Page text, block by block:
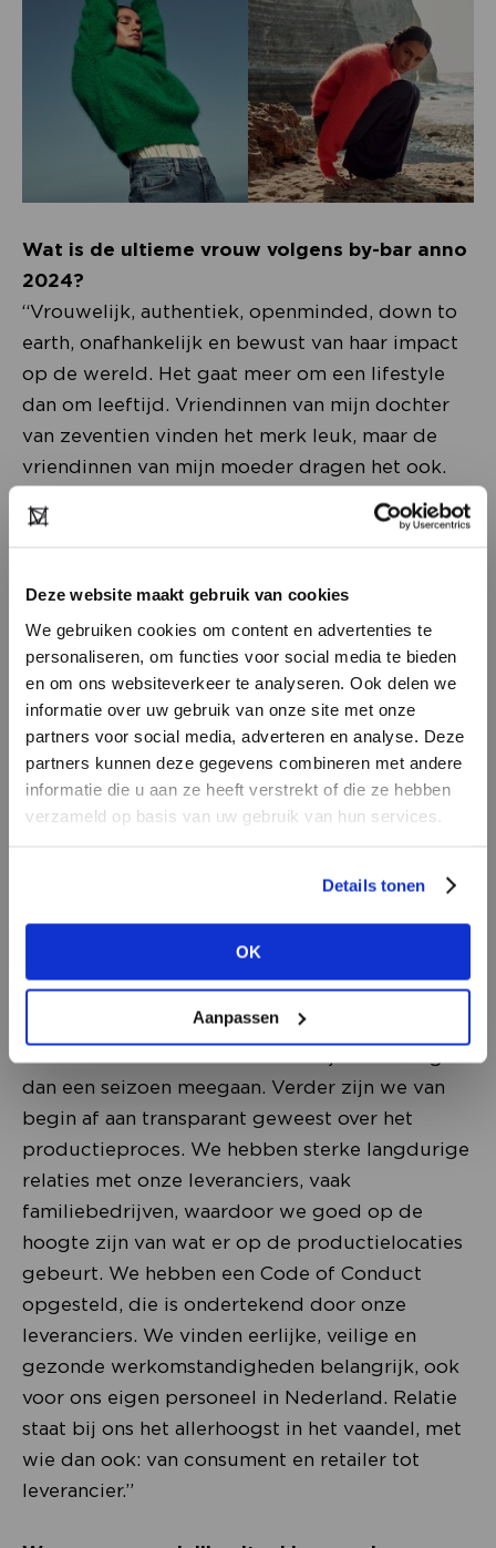
Deze website maakt gebruik van cookies
We gebruiken cookies om content en advertenties te
personaliseren, om functies voor social media te bieden
en om ons websiteverkeer te analyseren. Ook delen we
informatie over uw gebruik van onze site met onze
partners voor social media, adverteren en analyse. Deze
partners kunnen deze gegevens combineren met andere
informatie die u aan ze heeft verstrekt of die ze hebben
verzameld op basis van uw gebruik van hun services.
Details tonen
OK
Aanpassen
HEB JE NOG GEEN
ACCOUNT?
aan of bekijk de andere mogelijkheden.
BEKIJK ALLE OPTIES
Wat is de ultieme vrouw volgens by-bar anno
2024?
“Vrouwelijk, authentiek, openminded, down to
earth, onafhankelijk en bewust van haar impact
op de wereld. Het gaat meer om een lifestyle
dan om leeftijd. Vriendinnen van mijn dochter
van zeventien vinden het merk leuk, maar de
vriendinnen van mijn moeder dragen het ook.
Elke vrouw mag op haar eigen manier opvallen
en we willen haar inspireren, plezier brengen en
en er zit liefde in ieder product en in alles wat
we doen. Dat horen we ook vaak terug van
klanten en dat is de kracht van by-bar.”
Wat voor vooruitgang hebben jullie het
afgelopen jaar geboekt op het gebied van
duurzaamheid?
“We zitten in het proces om B Corp
professionaliseringsslag van het afgelopen jaar.
Duurzaamheid is altijd al een belangrijk thema
voor ons geweest. We streven ernaar onze
impact te minimaliseren. We werken met steeds
dan een seizoen meegaan. Verder zijn we van
begin af aan transparant geweest over het
productieproces. We hebben sterke langdurige
relaties met onze leveranciers, vaak
familiebedrijven, waardoor we goed op de
hoogte zijn van wat er op de productielocaties
gebeurt. We hebben een Code of Conduct
opgesteld, die is ondertekend door onze
leveranciers. We vinden eerlijke, veilige en
gezonde werkomstandigheden belangrijk, ook
voor ons eigen personeel in Nederland. Relatie
staat bij ons het allerhoogst in het vaandel, met
wie dan ook: van consument en retailer tot
leverancier.”